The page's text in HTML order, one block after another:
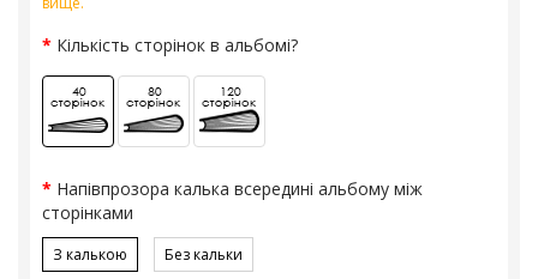
Кількість сторінок в альбомі?
Напівпрозора калька всередині альбому між
сторінками
З калькою Без кальки